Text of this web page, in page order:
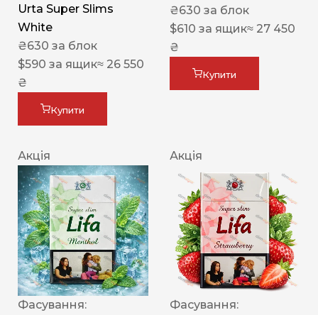
Urta Super Slims
White
₴630 за блок
$590 за ящик≈ 26 550
₴
Купити
₴630 за блок
$610 за ящик≈ 27 450
₴
Купити
Акція
Фасування:
Акція
Фасування: